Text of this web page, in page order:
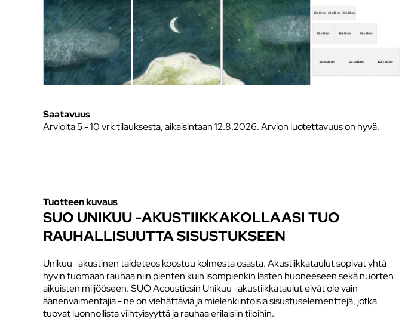
Saatavuus
Arviolta5 - 10 vrk tilauksesta, aikaisintaan 12.8.2026.Arvion luotettavuus on hyvä.
Tuotteen kuvaus
SUO UNIKUU -AKUSTIIKKAKOLLAASI TUO
RAUHALLISUUTTA SISUSTUKSEEN
Unikuu -akustinen taideteos koostuu kolmesta osasta. Akustiikkataulut sopivat yhtä
hyvin tuomaan rauhaa niin pienten kuin isompienkin lasten huoneeseen sekä nuorten
aikuisten miljööseen. SUO Acousticsin Unikuu -akustiikkataulut eivät ole vain
äänenvaimentajia - ne on viehättäviä ja mielenkiintoisia sisustuselementtejä, jotka
tuovat luonnollista viihtyisyyttä ja rauhaa erilaisiin tiloihin.